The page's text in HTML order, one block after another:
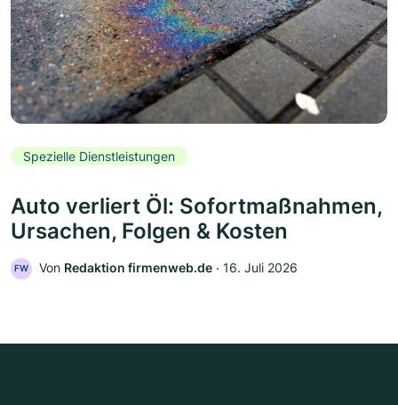
Spezielle Dienstleistungen
Auto verliert Öl: Sofortmaßnahmen,
Ursachen, Folgen & Kosten
FW Von Redaktion firmenweb.de ‧ 16. Juli 2026